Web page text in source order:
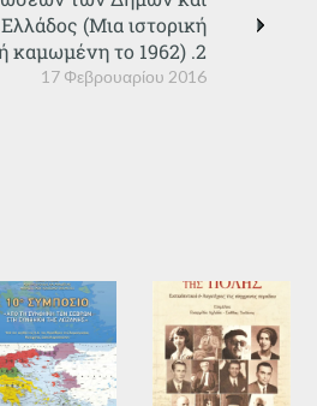
17 Φεβρουαρίου 2016
(Μια ιστορική
καμωμένη το 1962) .2